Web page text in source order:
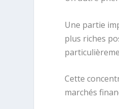
Une partie
plus riches
Cette
marchés